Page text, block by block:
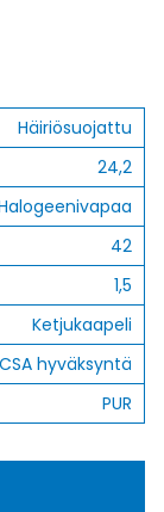
Häiriösuojattu
24,2
42
1,5
Ketjukaapeli
hyväksyntä
PUR